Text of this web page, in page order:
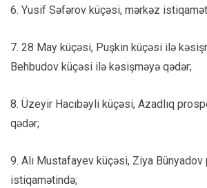
6. Yusif Səfərov küçəsi, mərkəz
7. 28 May küçəsi, Puşkin küçəsi ilə
Behbudov küçəsi ilə kəsişməyə qədər;
8. Üzeyir Hacıbəyli küçəsi, Azadlıq
qədər;
9. Alı Mustafayev küçəsi, Ziya
istiqamətində;